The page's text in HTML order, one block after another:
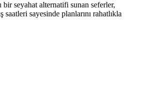
seyahat alternatifi sunan seferler,
sayesinde planlarını rahatlıkla